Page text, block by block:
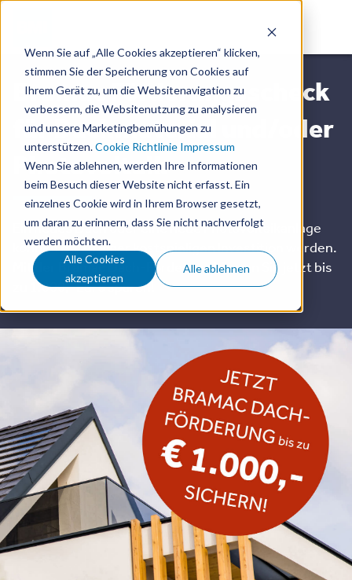
Wenn Sie auf „Alle Cookies akzeptieren“ klicken,
stimmen Sie der Speicherung von Cookies auf
Ihrem Gerät zu, um die Websitenavigation zu
verbessern, die Websitenutzung zu analysieren
und unsere Marketingbemühungen zu
unterstützen.Cookie Richtlinie Impressum
Wenn Sie ablehnen, werden Ihre Informationen
beim Besuch dieser Website nicht erfasst. Ein
einzelnes Cookie wird in Ihrem Browser gesetzt,
um daran zu erinnern, dass Sie nicht nachverfolgt
werden möchten.
Alle Cookies
akzeptieren
Alle ablehnen
Bramac Förderungsscheck
für Dachmaterial und/oder
Photovoltaik
Ein neues Dach oder eine neue Photovoltaikanlage
können oft zu einer kostspieligen Investition werden.
Mit der Bramac Dach-Förderung können Sie jetzt bis
zu 1.000,- Euro sparen!